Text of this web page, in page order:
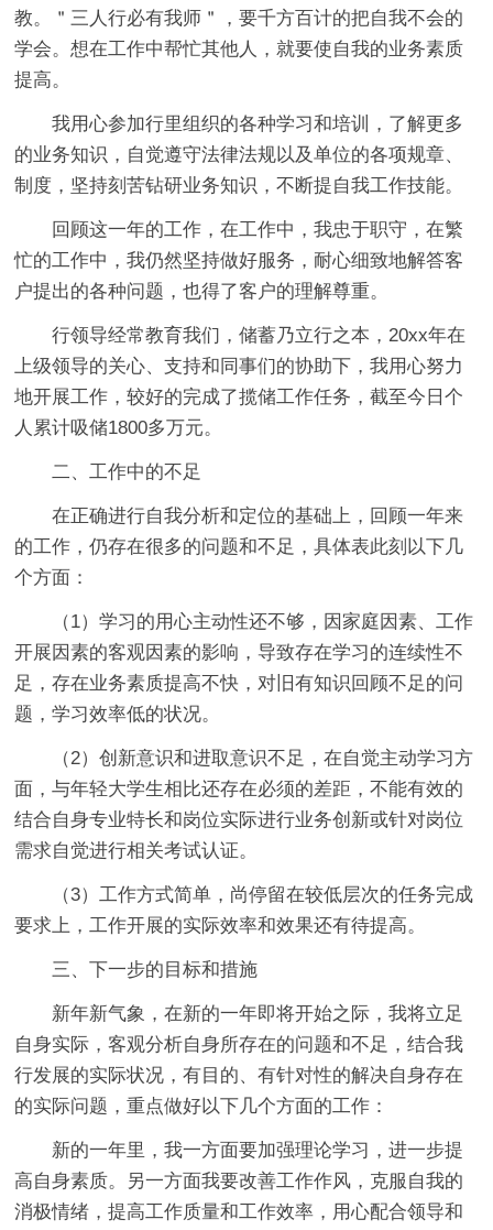
教。＂三人行必有我师＂，要千方百计的把自我不会的
学会。想在工作中帮忙其他人，就要使自我的业务素质
提高。
我用心参加行里组织的各种学习和培训，了解更多
的业务知识，自觉遵守法律法规以及单位的各项规章、
制度，坚持刻苦钻研业务知识，不断提自我工作技能。
回顾这一年的工作，在工作中，我忠于职守，在繁
忙的工作中，我仍然坚持做好服务，耐心细致地解答客
户提出的各种问题，也得了客户的理解尊重。
行领导经常教育我们，储蓄乃立行之本，20xx年在
上级领导的关心、支持和同事们的协助下，我用心努力
地开展工作，较好的完成了揽储工作任务，截至今日个
人累计吸储1800多万元。
二、工作中的不足
在正确进行自我分析和定位的基础上，回顾一年来
的工作，仍存在很多的问题和不足，具体表此刻以下几
个方面：
（1）学习的用心主动性还不够，因家庭因素、工作
开展因素的客观因素的影响，导致存在学习的连续性不
足，存在业务素质提高不快，对旧有知识回顾不足的问
题，学习效率低的状况。
（2）创新意识和进取意识不足，在自觉主动学习方
面，与年轻大学生相比还存在必须的差距，不能有效的
结合自身专业特长和岗位实际进行业务创新或针对岗位
需求自觉进行相关考试认证。
（3）工作方式简单，尚停留在较低层次的任务完成
要求上，工作开展的实际效率和效果还有待提高。
三、下一步的目标和措施
新年新气象，在新的一年即将开始之际，我将立足
自身实际，客观分析自身所存在的问题和不足，结合我
行发展的实际状况，有目的、有针对性的解决自身存在
的实际问题，重点做好以下几个方面的工作：
新的一年里，我一方面要加强理论学习，进一步提
高自身素质。另一方面我要改善工作作风，克服自我的
消极情绪，提高工作质量和工作效率，用心配合领导和